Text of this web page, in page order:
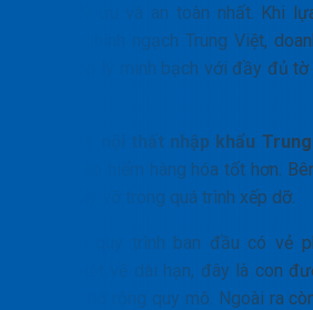
pháp tối ưu và an toàn nhất. Khi
chuyển chính ngạch Trung Việt,
tính pháp lý minh bạch với đầy đủ
nội thất nhập khẩu
được bảo hiểm hàng hóa tốt hơn.
rủi ro gãy vỡ trong quá trình xếp dỡ.
Mặc dù quy trình ban đầu có vẻ
nhưng xét về dài hạn, đây là con
nghiệp mở rộng quy mô. Ngoài ra